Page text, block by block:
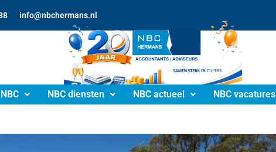
info@nbchermans.nl
NBC diensten NBC actueel NBC vacatures